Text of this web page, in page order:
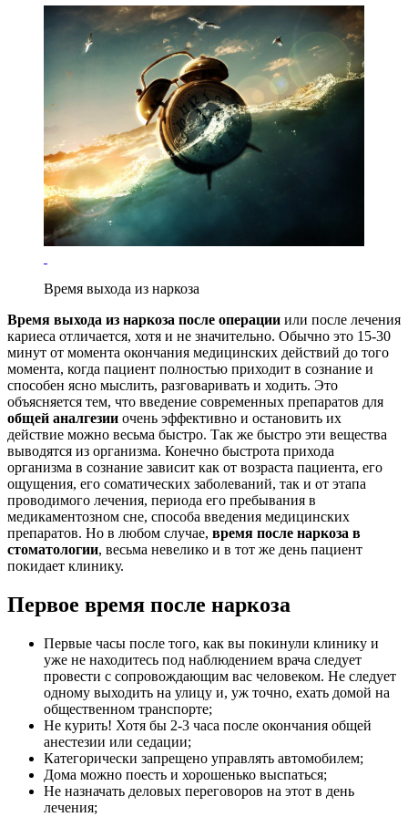
Время выхода из наркоза
Время выхода из наркоза после операции или после лечения
кариеса отличается, хотя и не значительно. Обычно это 15-30
минут от момента окончания медицинских действий до того
момента, когда пациент полностью приходит в сознание и
способен ясно мыслить, разговаривать и ходить. Это
объясняется тем, что введение современных препаратов для
общей аналгезии очень эффективно и остановить их
действие можно весьма быстро. Так же быстро эти вещества
выводятся из организма. Конечно быстрота прихода
организма в сознание зависит как от возраста пациента, его
ощущения, его соматических заболеваний, так и от этапа
проводимого лечения, периода его пребывания в
медикаментозном сне, способа введения медицинских
препаратов. Но в любом случае, время после наркоза в
стоматологии, весьма невелико и в тот же день пациент
покидает клинику.
Первое время после наркоза
Первые часы после того, как вы покинули клинику и
уже не находитесь под наблюдением врача следует
провести с сопровождающим вас человеком. Не следует
одному выходить на улицу и, уж точно, ехать домой на
общественном транспорте;
Не курить! Хотя бы 2-3 часа после окончания общей
анестезии или седации;
Категорически запрещено управлять автомобилем;
Дома можно поесть и хорошенько выспаться;
Не назначать деловых переговоров на этот в день
лечения;